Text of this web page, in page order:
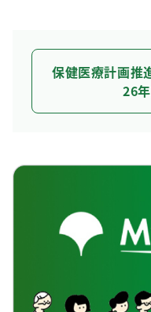
保健医療計画
26